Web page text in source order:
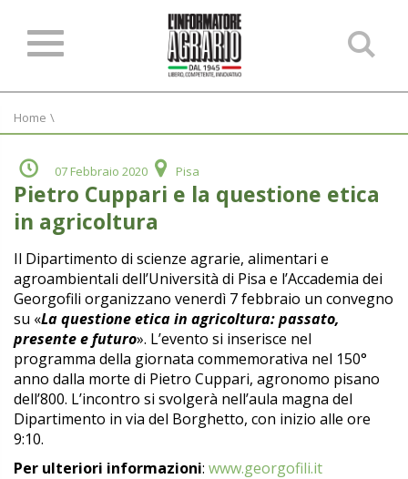
Home \
07 Febbraio 2020 Pisa
Pietro Cuppari e la questione etica
in agricoltura
Il Dipartimento di scienze agrarie, alimentari e
agroambientali dell’Università di Pisa e l’Accademia dei
Georgofili organizzano venerdì 7 febbraio un convegno
su «La questione etica in agricoltura: passato,
presente e futuro». L’evento si inserisce nel
programma della giornata commemorativa nel 150°
anno dalla morte di Pietro Cuppari, agronomo pisano
dell’800. L’incontro si svolgerà nell’aula magna del
Dipartimento in via del Borghetto, con inizio alle ore
9:10.
Per ulteriori informazioni: www.georgofili.it